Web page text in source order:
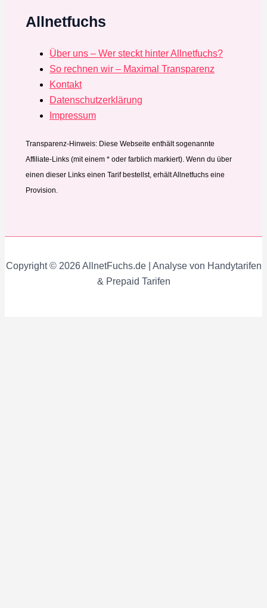
Allnetfuchs
Über uns – Wer steckt hinter Allnetfuchs?
So rechnen wir – Maximal Transparenz
Kontakt
Datenschutzerklärung
Impressum
Transparenz-Hinweis: Diese Webseite enthält sogenannte
Affiliate-Links (mit einem * oder farblich markiert). Wenn du über
einen dieser Links einen Tarif bestellst, erhält Allnetfuchs eine
Provision.
Copyright © 2026 AllnetFuchs.de | Analyse von Handytarifen
& Prepaid Tarifen